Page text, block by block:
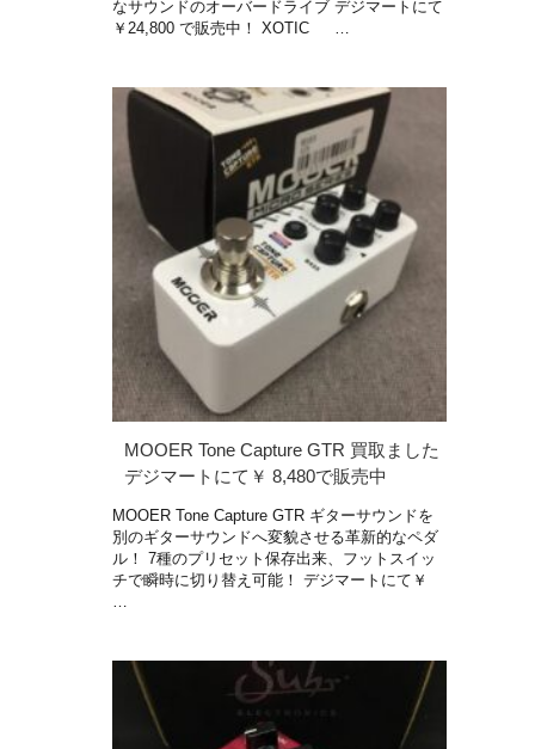
なサウンドのオーバードライブ デジマートにて
￥24,800 で販売中！ XOTIC …
MOOER Tone Capture GTR 買取ました
デジマートにて￥ 8,480で販売中
MOOER Tone Capture GTR ギターサウンドを
別のギターサウンドへ変貌させる革新的なペダ
ル！ 7種のプリセット保存出来、フットスイッ
チで瞬時に切り替え可能！ デジマートにて￥